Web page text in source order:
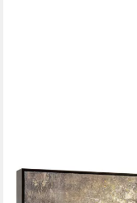
YS-ART
Gemälde Goldbaum,